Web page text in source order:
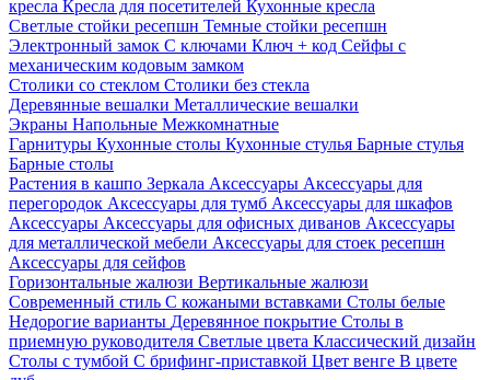
кресла Кресла для посетителей Кухонные кресла
Светлые стойки ресепшн Темные стойки ресепшн
Электронный замок С ключами Ключ + код Сейфы с
механическим кодовым замком
Столики со стеклом Столики без стекла
Деревянные вешалки Металлические вешалки
Экраны Напольные Межкомнатные
Гарнитуры Кухонные столы Кухонные стулья Барные стулья
Барные столы
Растения в кашпо Зеркала Аксессуары Аксессуары для
перегородок Аксессуары для тумб Аксессуары для шкафов
Аксессуары Аксессуары для офисных диванов Аксессуары
для металлической мебели Аксессуары для стоек ресепшн
Аксессуары для сейфов
Горизонтальные жалюзи Вертикальные жалюзи
Современный стиль С кожаными вставками Столы белые
Недорогие варианты Деревянное покрытие Столы в
приемную руководителя Светлые цвета Классический дизайн
Столы с тумбой С брифинг-приставкой Цвет венге В цвете